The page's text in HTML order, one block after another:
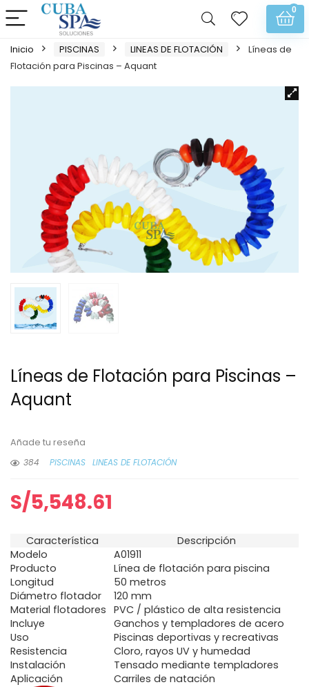
0
Inicio PISCINAS LINEAS DE FLOTACIÓN
Líneas de
Flotación para Piscinas – Aquant
Líneas de Flotación para Piscinas –
Aquant
Añade tu reseña
384
PISCINAS LINEAS DE FLOTACIÓN
S/5,548.61
Característica
Descripción
Modelo
A01911
Producto
Línea de flotación para piscina
Longitud
50 metros
Diámetro flotador
120 mm
Material flotadores PVC / plástico de alta resistencia
Incluye
Ganchos y templadores de acero
Uso
Piscinas deportivas y recreativas
Resistencia
Cloro, rayos UV y humedad
Instalación
Tensado mediante templadores
Aplicación
Carriles de natación